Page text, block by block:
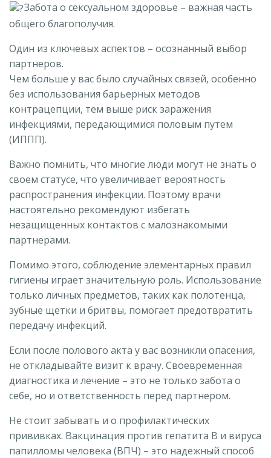
Забота о сексуальном здоровье – важная часть
общего благополучия.
Один из ключевых аспектов – осознанный выбор
партнеров.
Чем больше у вас было случайных связей, особенно
без использования барьерных методов
контрацепции, тем выше риск заражения
инфекциями, передающимися половым путем
(ИППП).
Важно помнить, что многие люди могут не знать о
своем статусе, что увеличивает вероятность
распространения инфекции. Поэтому врачи
настоятельно рекомендуют избегать
незащищенных контактов с малознакомыми
партнерами.
Помимо этого, соблюдение элементарных правил
гигиены играет значительную роль. Использование
только личных предметов, таких как полотенца,
зубные щетки и бритвы, помогает предотвратить
передачу инфекций.
Если после полового акта у вас возникли опасения,
не откладывайте визит к врачу. Своевременная
диагностика и лечение – это не только забота о
себе, но и ответственность перед партнером.
Не стоит забывать и о профилактических
прививках. Вакцинация против гепатита B и вируса
папилломы человека (ВПЧ) – это надежный способ